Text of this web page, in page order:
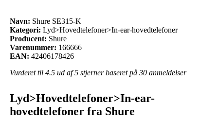
Navn: Shure SE315-K
Kategori: Lyd>Hovedtelefoner>In-ear-hovedtelefoner
Producent: Shure
Varenummer: 166666
EAN: 42406178426
Vurderet til 4.5 ud af 5 stjerner baseret på 30 anmeldelser
Lyd>Hovedtelefoner>In-ear-
hovedtelefoner fra Shure